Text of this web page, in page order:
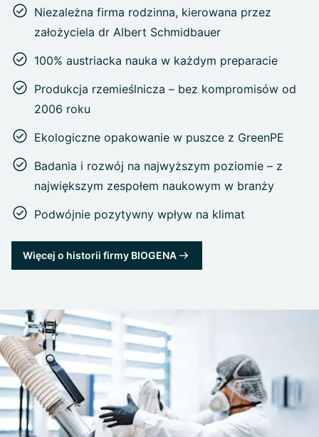
Niezależna firma rodzinna, kierowana przez
założyciela dr Albert Schmidbauer
100% austriacka nauka w każdym preparacie
Produkcja rzemieślnicza – bez kompromisów od
2006 roku
Ekologiczne opakowanie w puszce z GreenPE
Badania i rozwój na najwyższym poziomie – z
największym zespołem naukowym w branży
Podwójnie pozytywny wpływ na klimat
Więcej o historii firmy BIOGENA